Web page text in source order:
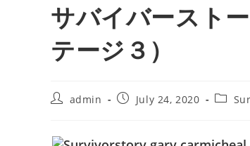
サバイバースト
テージ３）
Postadmin
PostJuly 24, 2020
Post